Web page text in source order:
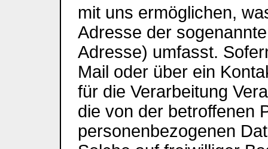
mit uns ermöglichen,
Adresse der
Adresse) umfasst.
Mail oder über ein
für die Verarbeitung
die von der betroffenen
personenbezogenen